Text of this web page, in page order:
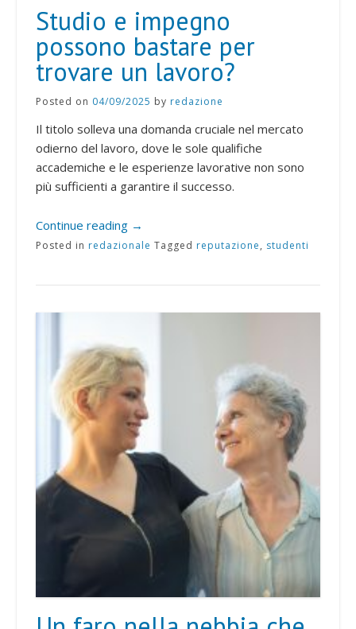
Studio e impegno
possono bastare per
trovare un lavoro?
Posted on 04/09/2025 by redazione
Il titolo solleva una domanda cruciale nel mercato
odierno del lavoro, dove le sole qualifiche
accademiche e le esperienze lavorative non sono
più sufficienti a garantire il successo.
Continue reading →
Posted in redazionale Tagged reputazione, studenti